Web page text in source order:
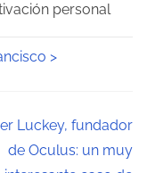
personal
>
Luckey, fundador
de Oculus: un muy